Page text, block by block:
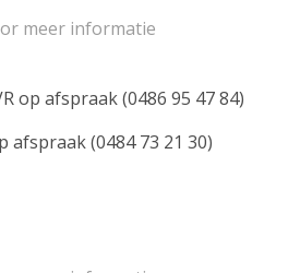
op afspraak (0486 95 47 84)
afspraak (0484 73 21 30)